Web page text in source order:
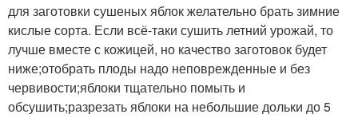
для заготовки сушеных яблок желательно брать зимние
кислые сорта. Если всё-таки сушить летний урожай, то
лучше вместе с кожицей, но качество заготовок будет
ниже;отобрать плоды надо неповрежденные и без
червивости;яблоки тщательно помыть и
обсушить;разрезать яблоки на небольшие дольки до 5